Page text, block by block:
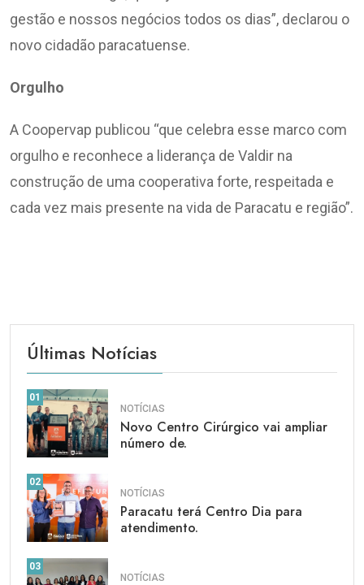
gestão e nossos negócios todos os dias”, declarou o
novo cidadão paracatuense.
Orgulho
A Coopervap publicou “que celebra esse marco com
orgulho e reconhece a liderança de Valdir na
construção de uma cooperativa forte, respeitada e
cada vez mais presente na vida de Paracatu e região”.
Últimas Notícias
01
NOTÍCIAS
Novo Centro Cirúrgico vai ampliar
número de.
02
NOTÍCIAS
Paracatu terá Centro Dia para
atendimento.
03
NOTÍCIAS